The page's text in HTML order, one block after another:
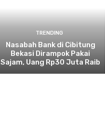
TRENDING
Nasabah Bank di Cibitung
Bekasi Dirampok Pakai
Sajam, Uang Rp30 Juta Raib